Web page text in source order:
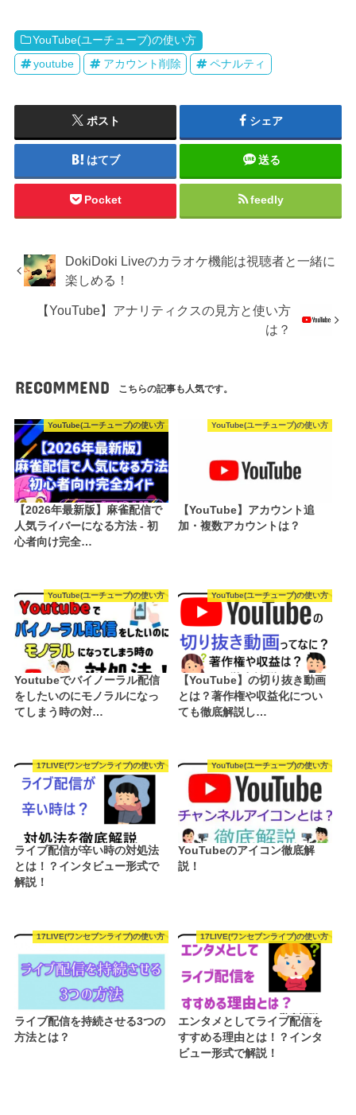
YouTube(ユーチューブ)の使い方
youtube
アカウント削除 ペナルティ
ポスト シェア
はてブ 送る
Pocket feedly
DokiDoki Liveのカラオケ機能は視聴者と一緒に
楽しめる！
【YouTube】アナリティクスの見方と使い方
は？
RECOMMEND こちらの記事も人気です。
YouTube(ユーチューブ)の使い方
【2026年最新版】麻雀配信で
人気ライバーになる方法 - 初
心者向け完全…
YouTube(ユーチューブ)の使い方
【YouTube】アカウント追
加・複数アカウントは？
YouTube(ユーチューブ)の使い方
Youtubeでバイノーラル配信
をしたいのにモノラルになっ
てしまう時の対…
YouTube(ユーチューブ)の使い方
【YouTube】の切り抜き動画
とは？著作権や収益化につい
ても徹底解説し…
17LIVE(ワンセブンライブ)の使い方
ライブ配信が辛い時の対処法
とは！？インタビュー形式で
解説！
YouTube(ユーチューブ)の使い方
YouTubeのアイコン徹底解
説！
17LIVE(ワンセブンライブ)の使い方
ライブ配信を持続させる3つの
方法とは？
17LIVE(ワンセブンライブ)の使い方
エンタメとしてライブ配信を
すすめる理由とは！？インタ
ビュー形式で解説！